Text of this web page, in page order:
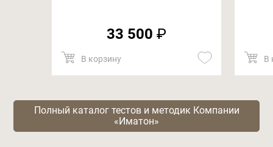
33 500 ₽
В корзину В
Полный каталог тестов и методик Компании
«Иматон»